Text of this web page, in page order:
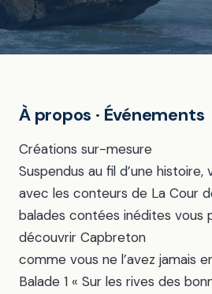
À propos · Événements
Créations sur-mesure
Suspendus au fil d’une
avec les conteurs de La Cour
balades contées inédites vous
découvrir Capbreton
comme vous ne l’avez jamais
Balade 1 « Sur les rives des